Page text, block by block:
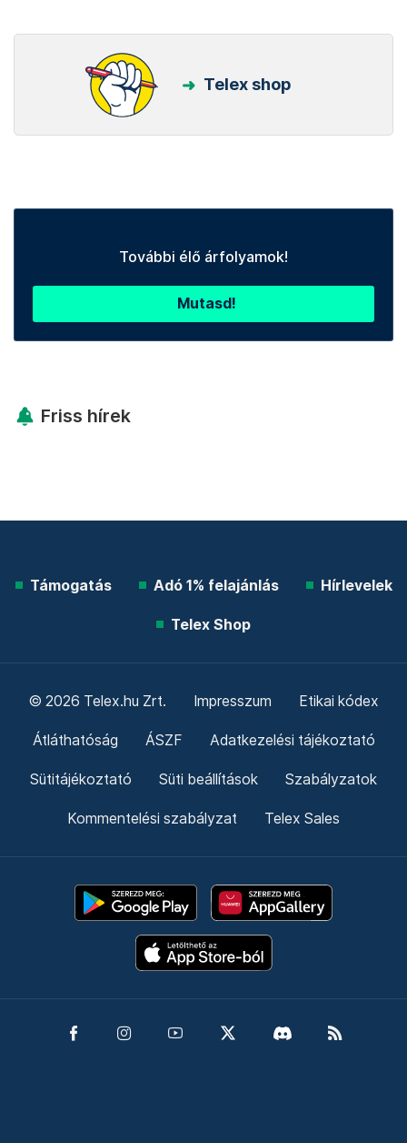
Telex shop
További élő árfolyamok!
Mutasd!
Friss hírek
Támogatás Adó 1% felajánlás Hírlevelek
Telex Shop
© 2026 Telex.hu Zrt. Impresszum Etikai kódex
Átláthatóság ÁSZF Adatkezelési tájékoztató
Sütitájékoztató Süti beállítások Szabályzatok
Kommentelési szabályzat Telex Sales